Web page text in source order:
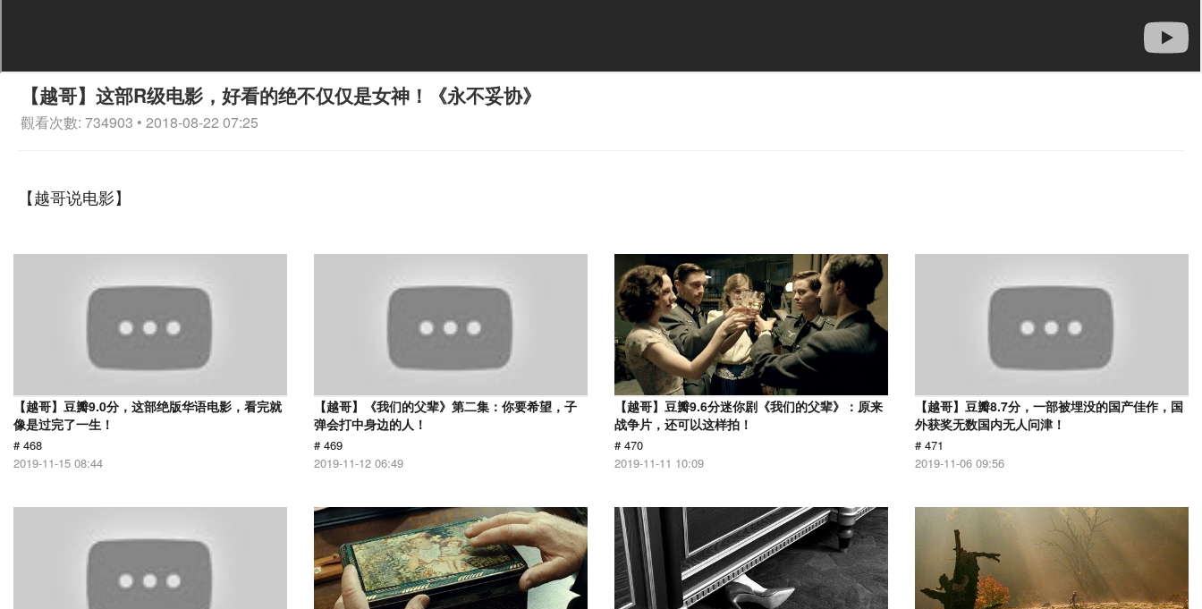
【越哥】这部R级电影，好看的绝不仅仅是女神！《永不妥协》
觀看次數: 734903 • 2018-08-22 07:25
【越哥说电影】
【越哥】豆瓣9.0分，这部绝版华语电影，看完就
像是过完了一生！
# 468
2019-11-15 08:44
【越哥】《我们的父辈》第二集：你要希望，子
弹会打中身边的人！
# 469
2019-11-12 06:49
【越哥】豆瓣9.6分迷你剧《我们的父辈》：原来
战争片，还可以这样拍！
# 470
2019-11-11 10:09
【越哥】豆瓣8.7分，一部被埋没的国产佳作，国
外获奖无数国内无人问津！
# 471
2019-11-06 09:56